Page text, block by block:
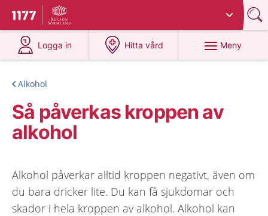
Till startsidan för 1177
Du har valt region
Logga in
på 1177.se
Hitta vård
på 1177.se
Meny
Alkohol
Så påverkas kroppen av
alkohol
Alkohol påverkar alltid kroppen negativt, även om
du bara dricker lite. Du kan få sjukdomar och
skador i hela kroppen av alkohol. Alkohol kan